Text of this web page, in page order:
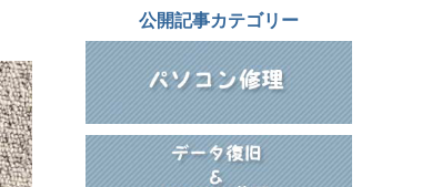
公開記事カテゴリー